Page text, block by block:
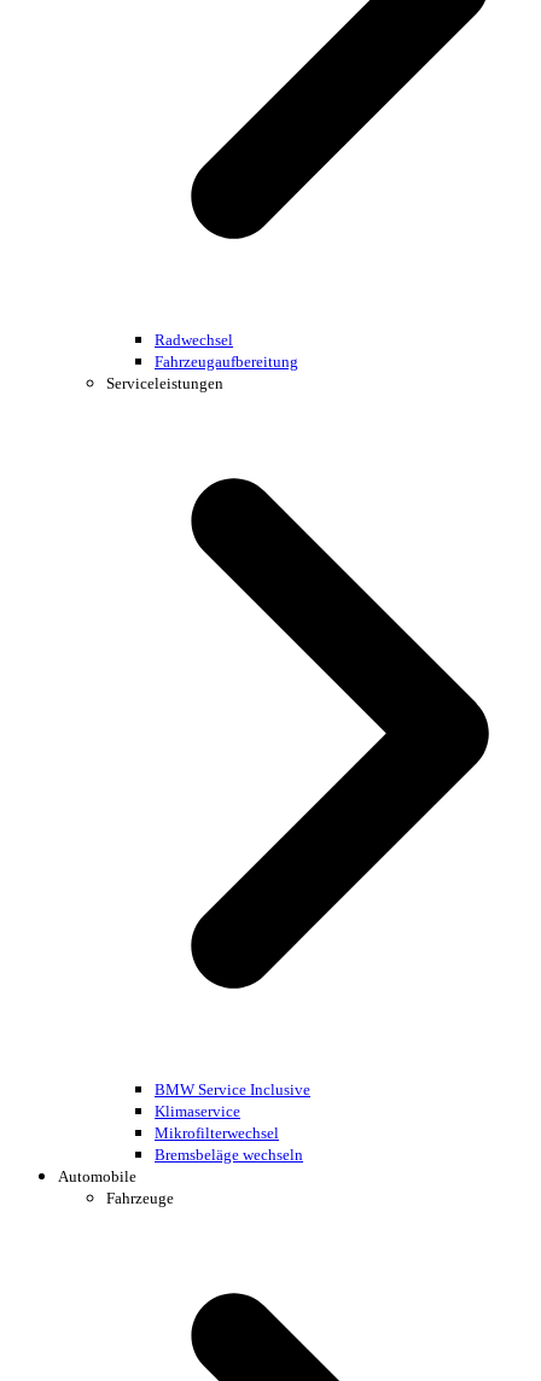
Radwechsel
Fahrzeugaufbereitung
Serviceleistungen
BMW Service Inclusive
Klimaservice
Mikrofilterwechsel
Bremsbeläge wechseln
Automobile
Fahrzeuge